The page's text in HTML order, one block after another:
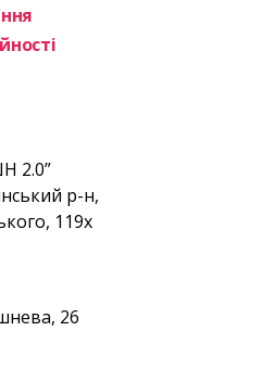
2.0”
р-н,
119х
26